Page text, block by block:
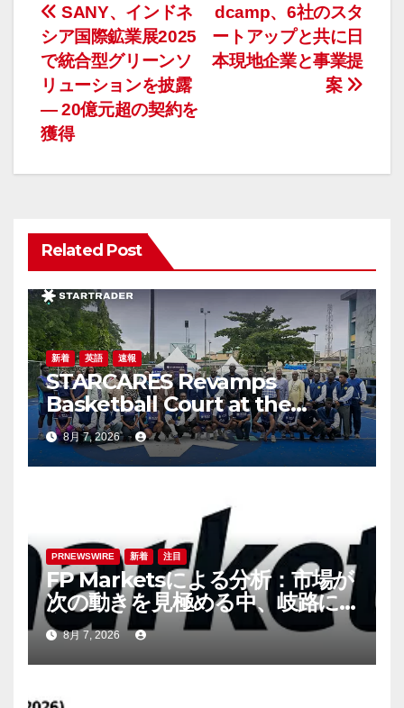
投
稿
ナ
ビ
ゲ
シ
ョ
ン
dcamp、6社のスタ
ートアップと共に日
本現地企業と事業提
案
SANY、インドネ
シア国際鉱業展2025
で統合型グリーンソ
リューションを披露
― 20億元超の契約を
獲得
Related Post
新着 英語 速報
STARCARES Revamps
Basketball Court at the
University of Lagos for
Future Healthcare
Professionals
8月 7, 2026
PRNEWSWIRE 新着 注目
FP Marketsによる分析：市場が
次の動きを見極める中、岐路に
立つ円
8月 7, 2026